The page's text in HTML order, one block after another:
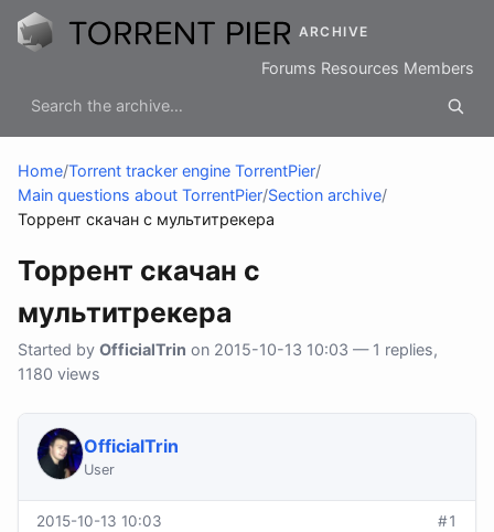
ARCHIVE
Forums Resources Members
Home/Torrent tracker engine TorrentPier/
Main questions about TorrentPier/Section archive/
Торрент скачан с мультитрекера
Торрент скачан с
мультитрекера
Started by OfficialTrin on 2015-10-13 10:03 — 1 replies,
1180 views
OfficialTrin
User
2015-10-13 10:03 #1